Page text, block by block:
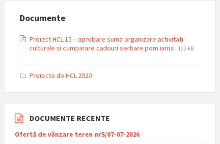
Documente
Proiect HCL 15 – aprobare suma organizare activitati
culturale si cumparare cadouri serbare pom iarna
File
File
123 kB
Proiecte de HCL 2020
DOCUMENTE RECENTE
Ofertă de vânzare teren nr5/07-07-2026